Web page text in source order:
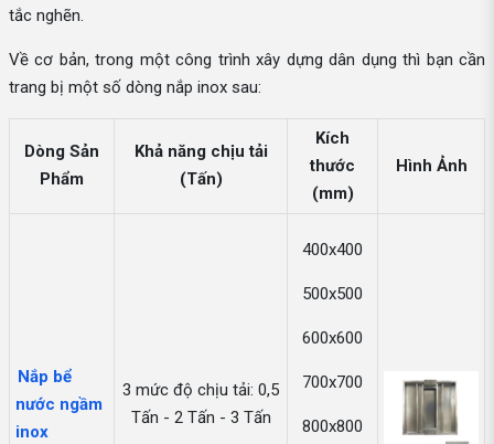
tắc nghẽn.
Về cơ bản, trong một công trình xây dựng dân dụng thì bạn cần
trang bị một số dòng nắp inox sau:
Dòng Sản
Phẩm
Khả năng chịu tải
(Tấn)
Kích
thước
(mm)
Hình Ảnh
Nắp bể
nước ngầm
inox
3 mức độ chịu tải: 0,5
Tấn - 2 Tấn - 3 Tấn
400x400
500x500
600x600
700x700
800x800